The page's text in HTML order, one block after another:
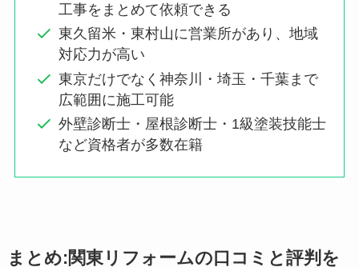
工事をまとめて依頼できる
東久留米・東村山に営業所があり、地域
対応力が高い
東京だけでなく神奈川・埼玉・千葉まで
広範囲に施工可能
外壁診断士・屋根診断士・1級塗装技能士
など資格者が多数在籍
まとめ:関東リフォームの口コミと評判を